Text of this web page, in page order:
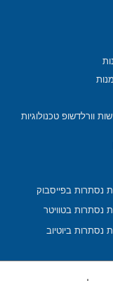
וורלדשופ טכנולוגיות